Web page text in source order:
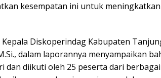
kesempatan ini untuk
Diskoperindag Kabupaten
dalam laporannya menyampaikan
dan diikuti oleh 25 peserta dari